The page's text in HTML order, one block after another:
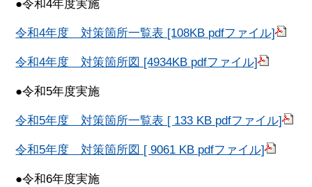
●令和4年度実施
令和4年度 対策箇所一覧表 [108KB pdfファイル]
令和4年度 対策箇所図 [4934KB pdfファイル]
●令和5年度実施
令和5年度 対策箇所一覧表 [ 133 KB pdfファイル]
令和5年度 対策箇所図 [ 9061 KB pdfファイル]
●令和6年度実施